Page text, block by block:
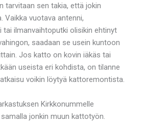
tarvitaan sen takia, että jokin
Vaikka vuotava antenni,
tai ilmanvaihtoputki olisikin ehtinyt
saadaan se usein kuntoon
Jos katto on kovin iäkäs tai
useista eri kohdista, on tilanne
voikin löytyä kattoremontista.
Kirkkonummelle
jonkin muun kattotyön.